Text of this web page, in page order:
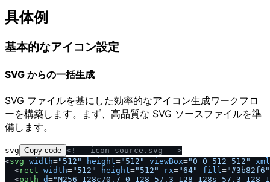
具体例
基本的なアイコン設定
SVG からの一括生成
SVG ファイルを基にした効率的なアイコン生成ワークフロ
ーを構築します。まず、高品質な SVG ソースファイルを準
備します。
svg Copy code <!-- icon-source.svg -->
<svg width="512" height="512" viewBox="0 0 512 512"
<rect width="512" height="512" rx="64" fill ="#3b82f6"
<path d="M256 128c70.7 0 128 57.3 128 128s-57.3